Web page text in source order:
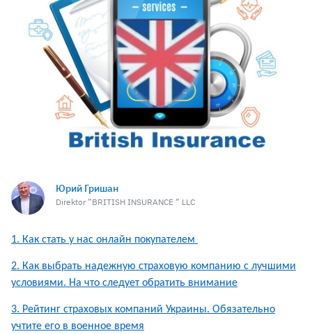
Юрий Гришан
Direktor ”BRITISH INSURANCE ” LLC
1. Как стать у нас онлайн покупателем
2. Как выбрать надежную страховую компанию с лучшими
условиями. На что следует обратить внимание
3. Рейтинг страховых компаний Украины. Обязательно
учтите его в военное время